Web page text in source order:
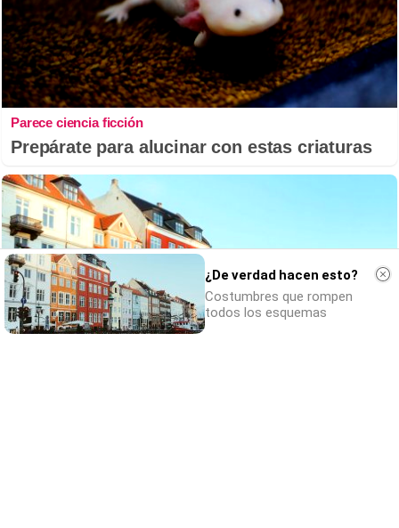
Parece ciencia ficción
Prepárate para alucinar con estas criaturas
¿De verdad hacen esto?
Costumbres que rompen
todos los esquemas